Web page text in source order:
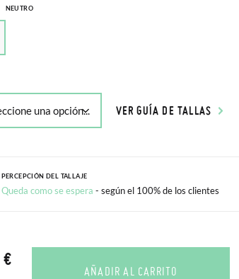
NEUTRO
VER GUÍA DE TALLAS
PERCEPCIÓN DEL TALLAJE
Queda como se espera - según el 100% de los clientes
AÑADIR AL CARRITO